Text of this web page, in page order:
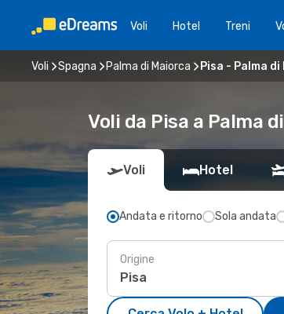
Voli Hotel Treni
Voli Spagna Palma di Maiorca Pisa - Palma
Voli da Pisa a Palma
Voli Hotel
Andata e ritorno Sola andata
Origine